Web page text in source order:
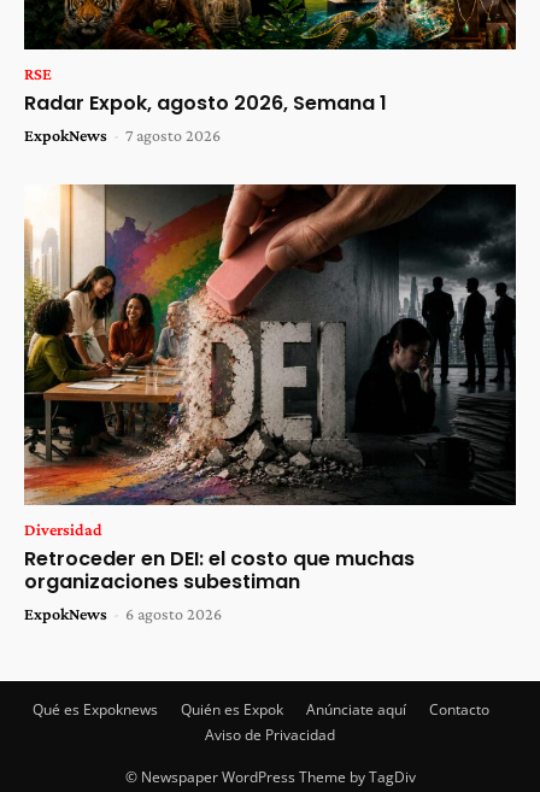
RSE
Radar Expok, agosto 2026, Semana 1
ExpokNews - 7 agosto 2026
Diversidad
Retroceder en DEI: el costo que muchas
organizaciones subestiman
ExpokNews - 6 agosto 2026
Qué es Expoknews Quién es Expok Anúnciate aquí
Contacto
Aviso de Privacidad
© Newspaper WordPress Theme by TagDiv